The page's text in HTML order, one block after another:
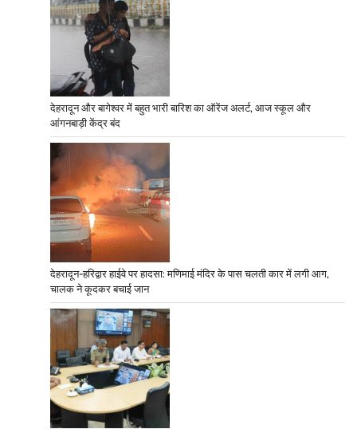
देहरादून और बागेश्वर में बहुत भारी बारिश का ऑरेंज अलर्ट, आज स्कूल और
आंगनबाड़ी केंद्र बंद
देहरादून-हरिद्वार हाईवे पर हादसा: मणिमाई मंदिर के पास चलती कार में लगी आग,
चालक ने कूदकर बचाई जान